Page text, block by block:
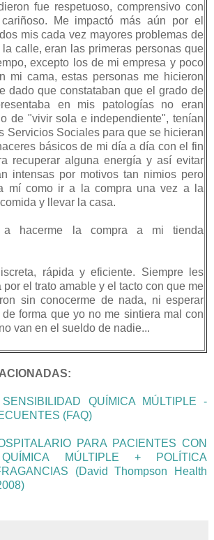
fue respetuoso, comprensivo con
Me impactó más aún por el
mis cada vez mayores problemas de
calle, eran las primeras personas que
excepto los de mi empresa y poco
mi cama, estas personas me hicieron
dado que constataban que el grado de
en mis patologías no eran
de "vivir sola e independiente", tenían
Servicios Sociales para que se hicieran
básicos de mi día a día con el fin
recuperar alguna energía y así evitar
intensas por motivos tan nimios pero
mí como ir a la compra una vez a la
y llevar la casa.
a hacerme la compra a mi tienda
rápida y eficiente. Siempre les
el trato amable y el tacto con que me
sin conocerme de nada, ni esperar
forma que yo no me sintiera mal con
van en el sueldo de nadie...
QUÍMICA MÚLTIPLE -
(FAQ)
PARA PACIENTES CON
QUÍMICA MÚLTIPLE + POLÍTICA
(David Thompson Health